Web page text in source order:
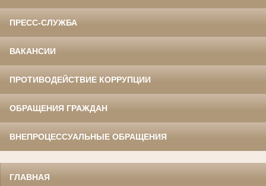
ПРЕСС-СЛУЖБА
ВАКАНСИИ
ПРОТИВОДЕЙСТВИЕ КОРРУПЦИИ
ОБРАЩЕНИЯ ГРАЖДАН
ВНЕПРОЦЕССУАЛЬНЫЕ ОБРАЩЕНИЯ
ГЛАВНАЯ